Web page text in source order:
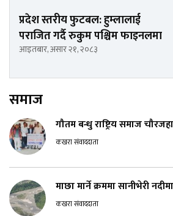
प्रदेश स्तरीय फुटबल: हुम्लालाई
पराजित गर्दै रुकुम पश्चिम फाइनलमा
आइतबार, असार २१, २०८३
समाज
गौतम बन्धु राष्ट्रिय समाज
कखरा संवाददाता
माछा मार्ने क्रममा सानीभेरी
कखरा संवाददाता